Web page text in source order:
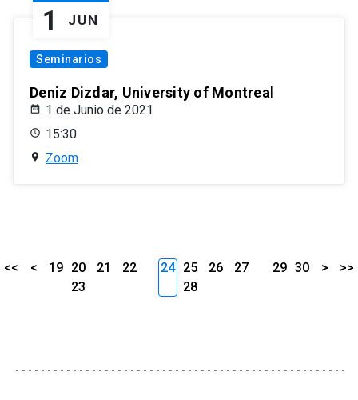
1 JUN
Seminarios
Deniz Dizdar, University of Montreal
1 de Junio de 2021
15:30
Zoom
<< < 19 20 21
22
23
24 25 26
27
28
29 30 > >>